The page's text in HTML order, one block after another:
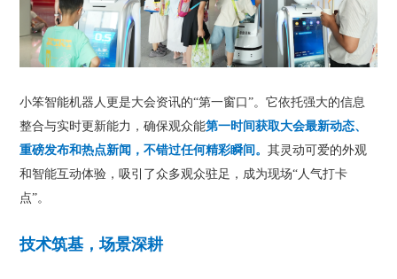
小笨智能机器人更是大会资讯的“第一窗口”。它依托强大的信息
整合与实时更新能力，确保观众能第一时间获取大会最新动态、
重磅发布和热点新闻，不错过任何精彩瞬间。其灵动可爱的外观
和智能互动体验，吸引了众多观众驻足，成为现场“人气打卡
点”。
技术筑基，场景深耕